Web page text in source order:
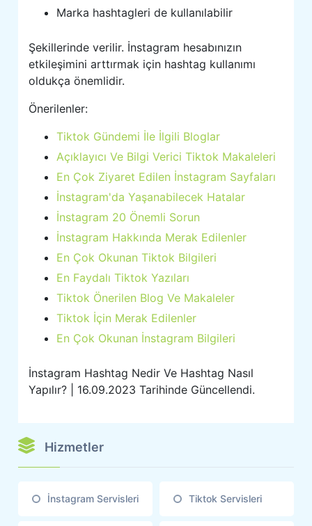
Marka hashtagleri de kullanılabilir
Şekillerinde verilir. İnstagram hesabınızın
etkileşimini arttırmak için hashtag kullanımı
oldukça önemlidir.
Önerilenler:
Tiktok Gündemi İle İlgili Bloglar
Açıklayıcı Ve Bilgi Verici Tiktok Makaleleri
En Çok Ziyaret Edilen İnstagram Sayfaları
İnstagram'da Yaşanabilecek Hatalar
İnstagram 20 Önemli Sorun
İnstagram Hakkında Merak Edilenler
En Çok Okunan Tiktok Bilgileri
En Faydalı Tiktok Yazıları
Tiktok Önerilen Blog Ve Makaleler
Tiktok İçin Merak Edilenler
En Çok Okunan İnstagram Bilgileri
İnstagram Hashtag Nedir Ve Hashtag Nasıl
Yapılır? | 16.09.2023 Tarihinde Güncellendi.
Hizmetler
İnstagram Servisleri Tiktok Servisleri